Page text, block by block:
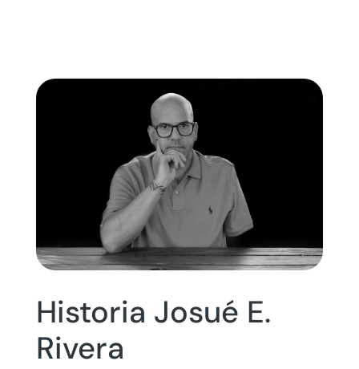
Historia Josué E.
Rivera